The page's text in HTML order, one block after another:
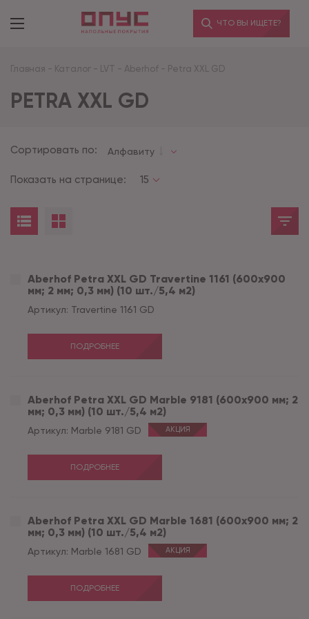
ЧТО ВЫ ИЩЕТЕ?
Главная - Каталог - LVT - Aberhof - Petra XXL GD
PETRA XXL GD
Сортировать по: Алфавиту
Показать на странице: 15
Aberhof Petra XXL GD Travertine 1161 (600x900
мм; 2 мм; 0,3 мм) (10 шт./5,4 м2)
Артикул: Travertine 1161 GD
ПОДРОБНЕЕ
Aberhof Petra XXL GD Marble 9181 (600x900 мм; 2
мм; 0,3 мм) (10 шт./5,4 м2)
Артикул: Marble 9181 GD АКЦИЯ
ПОДРОБНЕЕ
Aberhof Petra XXL GD Marble 1681 (600x900 мм; 2
мм; 0,3 мм) (10 шт./5,4 м2)
Артикул: Marble 1681 GD АКЦИЯ
ПОДРОБНЕЕ